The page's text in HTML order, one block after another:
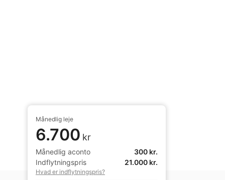
Månedlig leje
6.700 kr
Månedlig aconto
300 kr.
Indflytningspris
21.000 kr.
Hvad er indflytningspris?